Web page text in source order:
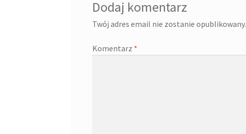
Dodaj komentarz
Twój adres email nie zostanie opublikowany.
Komentarz *